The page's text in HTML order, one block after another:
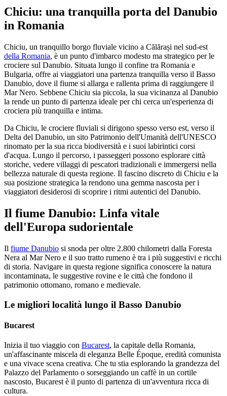
Chiciu: una tranquilla porta del Danubio
in Romania
Chiciu, un tranquillo borgo fluviale vicino a Călărași nel sud-est
della Romania, è un punto d'imbarco modesto ma strategico per le
crociere sul Danubio. Situata lungo il confine tra Romania e
Bulgaria, offre ai viaggiatori una partenza tranquilla verso il Basso
Danubio, dove il fiume si allarga e rallenta prima di raggiungere il
Mar Nero. Sebbene Chiciu sia piccola, la sua vicinanza al Danubio
la rende un punto di partenza ideale per chi cerca un'esperienza di
crociera più tranquilla e intima.
Da Chiciu, le crociere fluviali si dirigono spesso verso est, verso il
Delta del Danubio, un sito Patrimonio dell'Umanità dell'UNESCO
rinomato per la sua ricca biodiversità e i suoi labirintici corsi
d'acqua. Lungo il percorso, i passeggeri possono esplorare città
storiche, vedere villaggi di pescatori tradizionali e immergersi nella
bellezza naturale di questa regione. Il fascino discreto di Chiciu e la
sua posizione strategica la rendono una gemma nascosta per i
viaggiatori desiderosi di scoprire i ritmi autentici del Danubio.
Il fiume Danubio: Linfa vitale
dell'Europa sudorientale
Il fiume Danubio si snoda per oltre 2.800 chilometri dalla Foresta
Nera al Mar Nero e il suo tratto rumeno è tra i più suggestivi e ricchi
di storia. Navigare in questa regione significa conoscere la natura
incontaminata, le suggestive rovine e le città che fondono il
patrimonio ottomano, romano e medievale.
Le migliori località lungo il Basso Danubio
Bucarest
Inizia il tuo viaggio con Bucarest, la capitale della Romania,
un'affascinante miscela di eleganza Belle Époque, eredità comunista
e una vivace scena creativa. Che tu stia esplorando la grandezza del
Palazzo del Parlamento o sorseggiando un caffè in un cortile
nascosto, Bucarest è il punto di partenza di un'avventura ricca di
cultura.